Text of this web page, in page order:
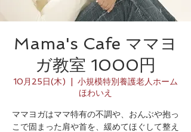
Mama's Cafe ママヨ
ガ教室 1000円
10月25日(木)
小規模特別養護老人ホーム
ほわいえ
ママヨガはママ特有の不調や、おんぶや抱っ
こで固まった肩や首を、緩めてほぐして整え